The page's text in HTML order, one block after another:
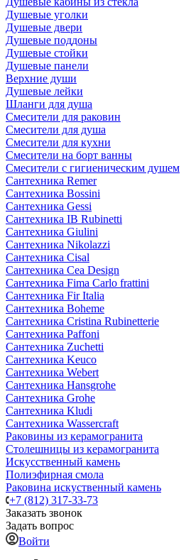
Душевые уголки
Душевые двери
Душевые поддоны
Душевые стойки
Душевые панели
Верхние души
Душевые лейки
Шланги для душа
Смесители для раковин
Смесители для душа
Смесители для кухни
Смесители на борт ванны
Смесители с гигиеническим душем
Сантехника Remer
Сантехника Bossini
Сантехника Gessi
Сантехника IB Rubinetti
Сантехника Giulini
Сантехника Nikolazzi
Сантехника Cisal
Сантехника Cea Design
Сантехника Fima Carlo frattini
Сантехника Fir Italia
Сантехника Boheme
Сантехника Cristina Rubinetterie
Сантехника Paffoni
Сантехника Zuchetti
Сантехника Keuco
Сантехника Webert
Сантехника Hansgrohe
Сантехника Grohe
Сантехника Kludi
Сантехника Wassercraft
Раковины из керамогранита
Столешницы из керамогранита
Искусственный камень
Полиэфирная смола
Раковина искуственный камень
+7 (812) 317-33-73
Заказать звонок
Задать вопрос
Войти